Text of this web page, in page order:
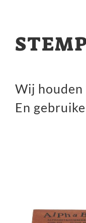
Wij houden
En